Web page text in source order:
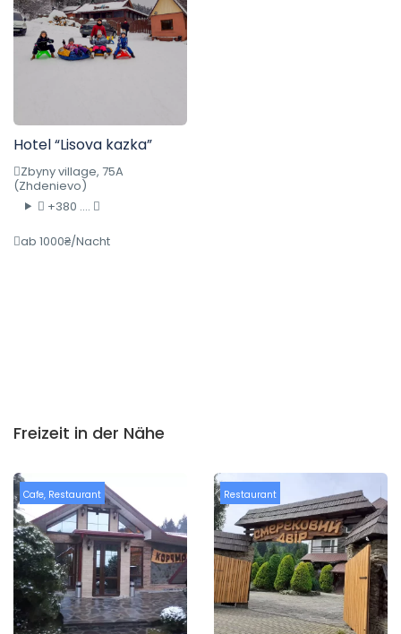
Hotel “Lisova kazka”
Zbyny village, 75A
(Zhdenievo)
+380 ....
ab 1000₴/Nacht
Freizeit in der Nähe
Cafe, Restaurant Restaurant